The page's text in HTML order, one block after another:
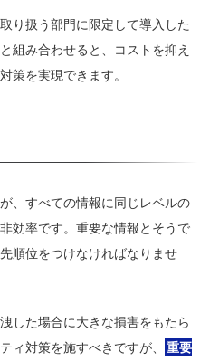
り扱う部門に限定して導入した
組み合わせると、コストを抑え
策を実現できます。
、すべての情報に同じレベルの
効率です。重要な情報とそうで
順位をつけなければなりませ
した場合に大きな損害をもたら
ィ対策を施すべきですが、
重要